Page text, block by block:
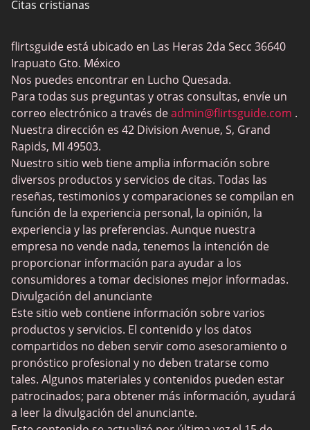
Citas cristianas
Citas sexuales ocasionales
Elite Dating
Citas BBW
Trans Dating
Sitios de citas Cougar
Sitios de citas para adultos
Sitios de citas lesbianas
Citas de jugador
Citas para adultos mayores
SilverDaddies
Chat Avenue
Mingle2
SwingLifestyle
Feabie
Chatib
flirtsguide está ubicado en Las Heras 2da Secc 36640
Irapuato Gto. México
Nos puedes encontrar en Lucho Quesada.
Para todas sus preguntas y otras consultas, envíe un
correo electrónico a través deadmin@flirtsguide.com .
Nuestra dirección es 42 Division Avenue, S, Grand
Rapids, MI 49503.
Nuestro sitio web tiene amplia información sobre
diversos productos y servicios de citas. Todas las
reseñas, testimonios y comparaciones se compilan en
función de la experiencia personal, la opinión, la
experiencia y las preferencias. Aunque nuestra
empresa no vende nada, tenemos la intención de
proporcionar información para ayudar a los
consumidores a tomar decisiones mejor informadas.
Divulgación del anunciante
Este sitio web contiene información sobre varios
productos y servicios. El contenido y los datos
compartidos no deben servir como asesoramiento o
pronóstico profesional y no deben tratarse como
tales. Algunos materiales y contenidos pueden estar
patrocinados; para obtener más información, ayudará
a leer la divulgación del anunciante.